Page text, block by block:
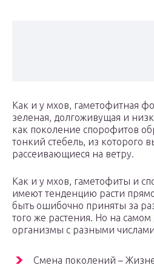
Как и у мхов, гаметофитная
зеленая, долгоживущая и
как поколение спорофитов
тонкий стебель, из которого
рассеивающиеся на ветру.
Как и у мхов, гаметофиты и
имеют тенденцию расти
быть ошибочно приняты за
того же растения. Но на
организмы с разными
Смена поколений –